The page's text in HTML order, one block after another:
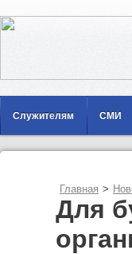
Служителям СМИ
Главная >
Для